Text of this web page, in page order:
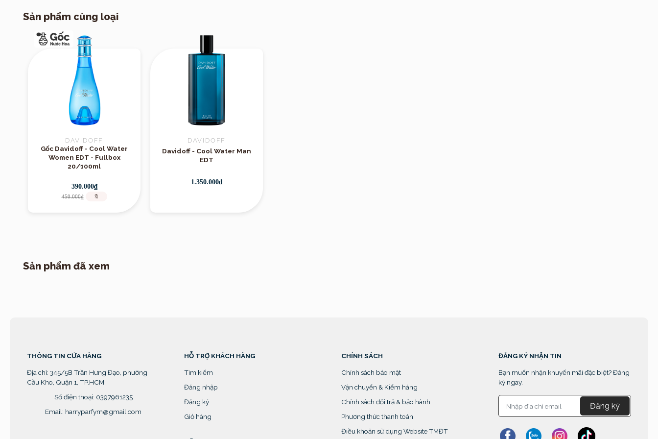
Sản phẩm cùng loại
DAVIDOFF
Gốc Davidoff - Cool Water
Women EDT - Fullbox
20/100ml
390.000₫
450.000₫ 🔖
DAVIDOFF
Davidoff - Cool Water Man
EDT
1.350.000₫
Sản phẩm đã xem
THÔNG TIN CỬA HÀNG
Địa chỉ: 345/5B Trần Hưng Đạo, phường
Cầu Kho, Quận 1, TP.HCM
Số điện thoại: 0397961235
Email: harryparfym@gmail.com
HỖ TRỢ KHÁCH HÀNG
Tìm kiếm
Đăng nhập
Đăng ký
Giỏ hàng
CHÍNH SÁCH
Chính sách bảo mật
Vận chuyển & Kiểm hàng
Chính sách đổi trả & bảo hành
Phương thức thanh toán
Điều khoản sử dụng Website TMĐT
ĐĂNG KÝ NHẬN TIN
Bạn muốn nhận khuyến mãi đặc biệt? Đăng
ký ngay.
Đăng ký